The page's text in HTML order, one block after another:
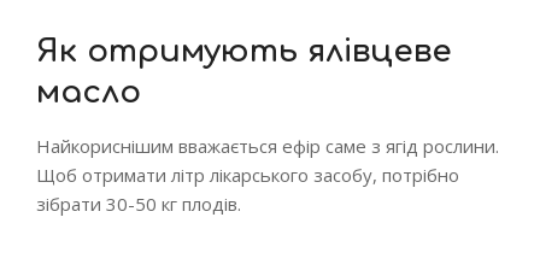
Як отримують ялівцеве
масло
Найкориснішим вважається ефір саме з ягід рослини.
Щоб отримати літр лікарського засобу, потрібно
зібрати 30-50 кг плодів.